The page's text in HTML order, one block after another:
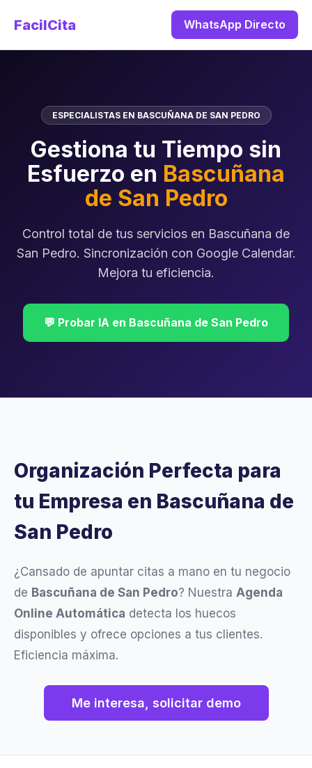
FacilCita WhatsApp Directo
ESPECIALISTAS EN BASCUÑANA DE SAN PEDRO
Gestiona tu Tiempo sin
Esfuerzo en Bascuñana
de San Pedro
Control total de tus servicios en Bascuñana de
San Pedro. Sincronización con Google Calendar.
Mejora tu eficiencia.
💬 Probar IA en Bascuñana de San Pedro
Organización Perfecta para
tu Empresa en Bascuñana de
San Pedro
¿Cansado de apuntar citas a mano en tu negocio
de Bascuñana de San Pedro? Nuestra Agenda
Online Automática detecta los huecos
disponibles y ofrece opciones a tus clientes.
Eficiencia máxima.
Me interesa, solicitar demo